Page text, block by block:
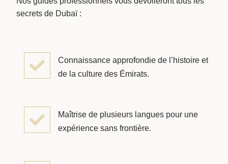
secrets de Dubaï :
Connaissance approfondie de l’histoire et
de la culture des Émirats.
Maîtrise de plusieurs langues pour une
expérience sans frontière.